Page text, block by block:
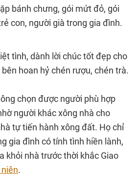
bánh chưng, gói mứt đỏ, gói
con, người già trong gia đình.
tình, dành lời chúc tốt đẹp cho
hoan hỷ chén rượu, chén trà.
chọn được người phù hợp
người khác xông nhà cho
tự tiến hành xông đất. Họ chỉ
gia đình có tính tình hiền lành,
khỏi nhà trước thời khắc Giao
.